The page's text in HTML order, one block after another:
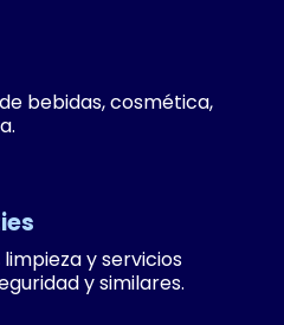
bebidas, cosmética,
y servicios
y similares.